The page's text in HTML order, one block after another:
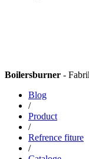
Boilersburner -
Blog
/
Product
/
Refrence fiture
/